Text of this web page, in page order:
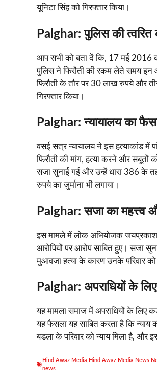
यूनिटा सिंह को गिरफ्तार किया।
Palghar: पुलिस की त्वरित
आप सभी को बता दें कि, 17 मई 2016
पुलिस ने फिरौती की रकम लेते समय इन
फिरौती के तौर पर 30 लाख रुपये और
गिरफ्तार किया।
Palghar: न्यायालय का
वसई सत्र न्यायालय ने इस हत्याकांड में
फिरौती की मांग, हत्या करने और सबूतों
सजा सुनाई गई और उन्हें धारा 386 के
रुपये का जुर्माना भी लगाया।
Palghar: सजा का महत्त्व
इस मामले में लोक अभियोजक जयप्रकाश
आरोपियों पर आरोप साबित हुए। सजा
मुआवजा हत्या के कारण उनके परिवार को
Palghar: अपराधियों के
यह मामला समाज में अपराधियों के लिए
यह फैसला यह साबित करता है कि न्याय
बडला के परिवार को न्याय मिला है,
Hind Awaz Media Hind Awaz Media News
news